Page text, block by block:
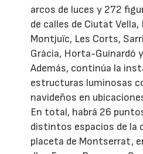
arcos de luces y 272
de calles de Ciutat
Montjuïc, Les Corts,
Gràcia, Horta-Guinardó
Además, continúa la
estructuras luminosas
navideños en
En total, habrá 26
distintos espacios de la
placeta de Montserrat,